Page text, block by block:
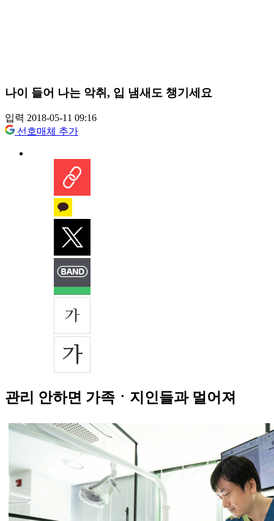
나이 들어 나는 악취, 입 냄새도 챙기세요
입력 2018-05-11 09:16
선호매체 추가
관리 안하면 가족ㆍ지인들과 멀어져